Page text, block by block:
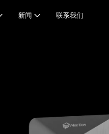
新闻 联系我们